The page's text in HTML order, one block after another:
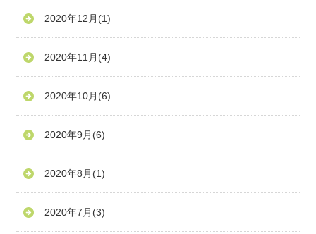
2020年12月 (1)
2020年11月 (4)
2020年10月 (6)
2020年9月 (6)
2020年8月 (1)
2020年7月 (3)